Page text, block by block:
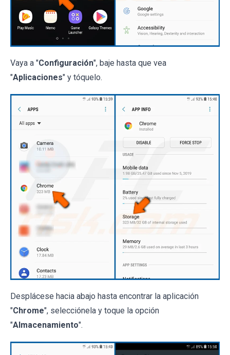
Vaya a "Configuración", baje hasta que vea
"Aplicaciones" y tóquelo.
Desplácese hacia abajo hasta encontrar la aplicación
"Chrome", selecciónela y toque la opción
"Almacenamiento".